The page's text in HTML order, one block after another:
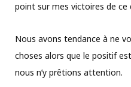
point sur mes victoires de ce
Nous avons tendance à ne
choses alors que le positif
nous n’y prêtions attention.